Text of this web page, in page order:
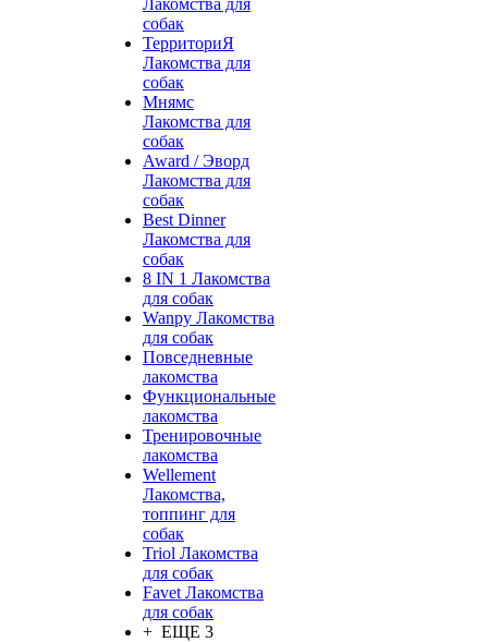
Лакомства для
собак
ТерриториЯ
Лакомства для
собак
Мнямс
Лакомства для
собак
Award / Эворд
Лакомства для
собак
Best Dinner
Лакомства для
собак
8 IN 1 Лакомства
для собак
Wanpy Лакомства
для собак
Повседневные
лакомства
Функциональные
лакомства
Тренировочные
лакомства
Wellement
Лакомства,
топпинг для
собак
Triol Лакомства
для собак
Favet Лакомства
для собак
+ ЕЩЕ 3